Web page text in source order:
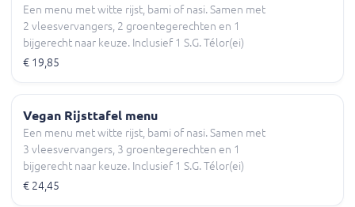
Een menu met witte rijst, bami of nasi. Samen met
2 vleesvervangers, 2 groentegerechten en 1
bijgerecht naar keuze. Inclusief 1 S.G. Télor(ei)
€ 19,85
Vegan Rijsttafel menu
Een menu met witte rijst, bami of nasi. Samen met
3 vleesvervangers, 3 groentegerechten en 1
bijgerecht naar keuze. Inclusief 1 S.G. Télor(ei)
€ 24,45